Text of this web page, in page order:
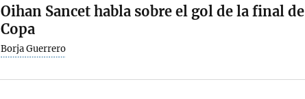
Oihan Sancet habla sobre el gol de la final de
Copa
Borja Guerrero